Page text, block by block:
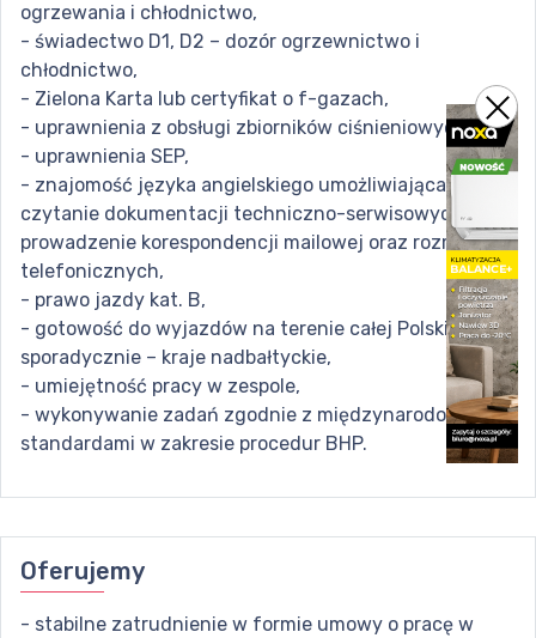
ogrzewania i chłodnictwo,
- świadectwo D1, D2 – dozór ogrzewnictwo i
chłodnictwo,
- Zielona Karta lub certyfikat o f-gazach,
- uprawnienia z obsługi zbiorników ciśnieniowych,
- uprawnienia SEP,
- znajomość języka angielskiego umożliwiająca
czytanie dokumentacji techniczno-serwisowych,
prowadzenie korespondencji mailowej oraz rozmów
telefonicznych,
- prawo jazdy kat. B,
- gotowość do wyjazdów na terenie całej Polski,
sporadycznie – kraje nadbałtyckie,
- umiejętność pracy w zespole,
- wykonywanie zadań zgodnie z międzynarodowymi
standardami w zakresie procedur BHP.
Oferujemy
- stabilne zatrudnienie w formie umowy o pracę w